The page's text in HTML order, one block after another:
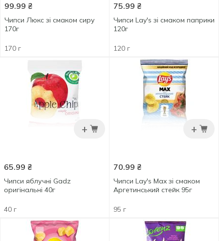
99.99 ₴
Чипси Люкс зі смаком сиру
170г
170 г
75.99 ₴
Чипси Lay's зі смаком паприки
120г
120 г
+
65.99 ₴
Чипси яблучні Gadz
оригінальні 40г
40 г
+
70.99 ₴
Чипси Lay's Max зі смаком
Аргетинський стейк 95г
95 г